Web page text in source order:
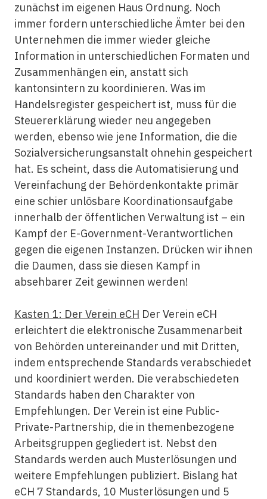
zunächst im eigenen Haus Ordnung. Noch
immer fordern unterschiedliche Ämter bei den
Unternehmen die immer wieder gleiche
Information in unterschiedlichen Formaten und
Zusammenhängen ein, anstatt sich
kantonsintern zu koordinieren. Was im
Handelsregister gespeichert ist, muss für die
Steuererklärung wieder neu angegeben
werden, ebenso wie jene Information, die die
Sozialversicherungsanstalt ohnehin gespeichert
hat. Es scheint, dass die Automatisierung und
Vereinfachung der Behördenkontakte primär
eine schier unlösbare Koordinationsaufgabe
innerhalb der öffentlichen Verwaltung ist – ein
Kampf der E-Government-Verantwortlichen
gegen die eigenen Instanzen. Drücken wir ihnen
die Daumen, dass sie diesen Kampf in
absehbarer Zeit gewinnen werden!
Kasten 1: Der Verein eCH Der Verein eCH
erleichtert die elektronische Zusammenarbeit
von Behörden untereinander und mit Dritten,
indem entsprechende Standards verabschiedet
und koordiniert werden. Die verabschiedeten
Standards haben den Charakter von
Empfehlungen. Der Verein ist eine Public-
Private-Partnership, die in themenbezogene
Arbeitsgruppen gegliedert ist. Nebst den
Standards werden auch Musterlösungen und
weitere Empfehlungen publiziert. Bislang hat
eCH 7 Standards, 10 Musterlösungen und 5